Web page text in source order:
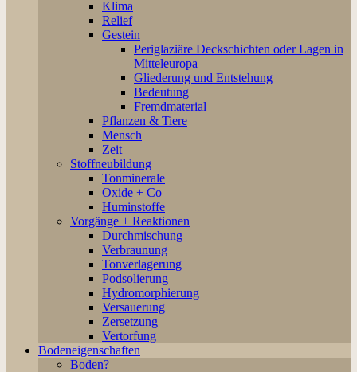
Klima
Relief
Gestein
Periglaziäre Deckschichten oder Lagen in
Mitteleuropa
Gliederung und Entstehung
Bedeutung
Fremdmaterial
Pflanzen & Tiere
Mensch
Zeit
Stoffneubildung
Tonminerale
Oxide + Co
Huminstoffe
Vorgänge + Reaktionen
Durchmischung
Verbraunung
Tonverlagerung
Podsolierung
Hydromorphierung
Versauerung
Zersetzung
Vertorfung
Bodeneigenschaften
Boden?